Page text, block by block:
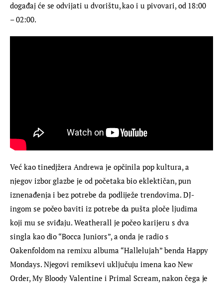
događaj će se odvijati u dvorištu, kao i u pivovari, od 18:00
– 02:00.
Već kao tinedjžera Andrewa je opčinila pop kultura, a
njegov izbor glazbe je od početaka bio eklektičan, pun
iznenađenja i bez potrebe da podliježe trendovima. DJ-
ingom se počeo baviti iz potrebe da pušta ploče ljudima
koji mu se sviđaju. Weatherall je počeo karijeru s dva
singla kao dio “Bocca Juniors”, a onda je radio s
Oakenfoldom na remixu albuma “Hallelujah” benda Happy
Mondays. Njegovi remiksevi uključuju imena kao New
Order, My Bloody Valentine i Primal Scream, nakon čega je